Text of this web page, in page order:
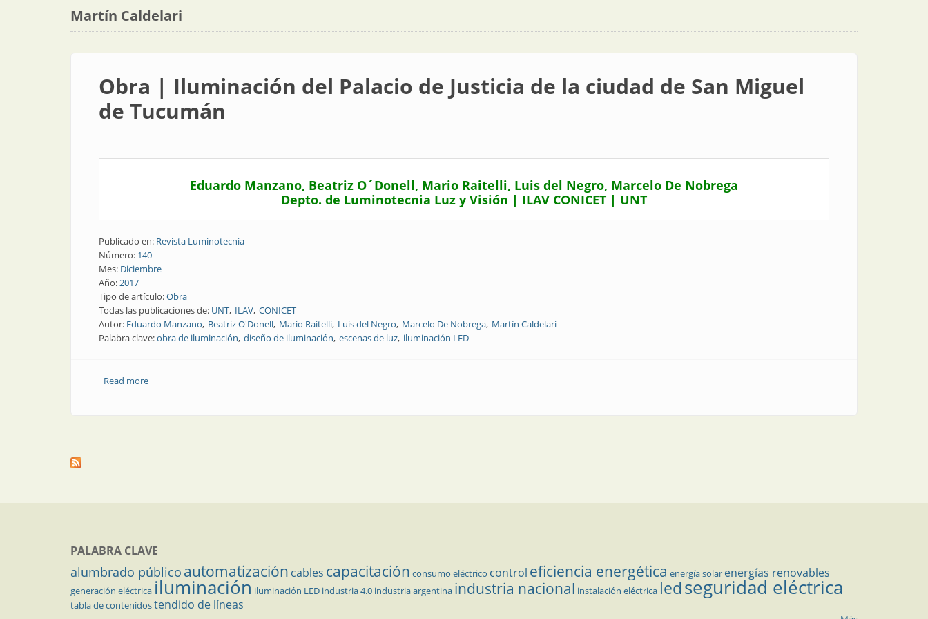
Martín Caldelari
Obra | Iluminación del Palacio de Justicia de la ciudad de San Miguel
de Tucumán
Eduardo Manzano, Beatriz O´Donell, Mario Raitelli, Luis del Negro, Marcelo De Nobrega
Depto. de Luminotecnia Luz y Visión | ILAV CONICET | UNT
Publicado en: Revista Luminotecnia
Número: 140
Mes: Diciembre
Año:2017
Tipo de artículo:Obra
Todas las publicaciones de: UNT ILAV CONICET
Autor: Eduardo Manzano Beatriz O'Donell Mario Raitelli Luis del Negro Marcelo De Nobrega Martín Caldelari
Palabra clave:obra de iluminación diseño de iluminación escenas de luz iluminación LED
Read moreabout Obra | Iluminación del Palacio de Justicia de la ciudad de San Miguel de Tucumán
PALABRA CLAVE
alumbrado público automatización cables capacitación consumo eléctrico control eficiencia energética energía solar energías renovables
generación eléctrica iluminación iluminación LED industria 4.0 industria argentina industria nacional instalación eléctrica ledseguridad eléctrica
tabla de contenidostendido de líneas